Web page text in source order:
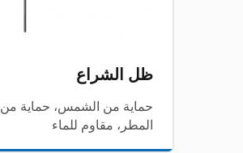
ظل الشراع
حماية من الشمس، حماية من
المطر، مقاوم للماء